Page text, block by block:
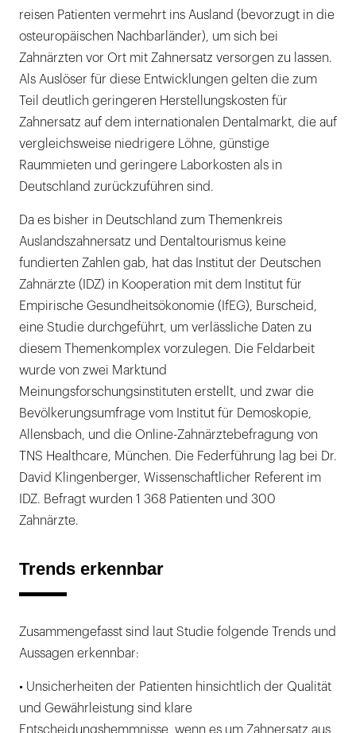
reisen Patienten vermehrt ins Ausland (bevorzugt in die
osteuropäischen Nachbarländer), um sich bei
Zahnärzten vor Ort mit Zahnersatz versorgen zu lassen.
Als Auslöser für diese Entwicklungen gelten die zum
Teil deutlich geringeren Herstellungskosten für
Zahnersatz auf dem internationalen Dentalmarkt, die auf
vergleichsweise niedrigere Löhne, günstige
Raummieten und geringere Laborkosten als in
Deutschland zurückzuführen sind.
Da es bisher in Deutschland zum Themenkreis
Auslandszahnersatz und Dentaltourismus keine
fundierten Zahlen gab, hat das Institut der Deutschen
Zahnärzte (IDZ) in Kooperation mit dem Institut für
Empirische Gesundheitsökonomie (IfEG), Burscheid,
eine Studie durchgeführt, um verlässliche Daten zu
diesem Themenkomplex vorzulegen. Die Feldarbeit
wurde von zwei Marktund
Meinungsforschungsinstituten erstellt, und zwar die
Bevölkerungsumfrage vom Institut für Demoskopie,
Allensbach, und die Online-Zahnärztebefragung von
TNS Healthcare, München. Die Federführung lag bei Dr.
David Klingenberger, Wissenschaftlicher Referent im
IDZ. Befragt wurden 1 368 Patienten und 300
Zahnärzte.
Trends erkennbar
Zusammengefasst sind laut Studie folgende Trends und
Aussagen erkennbar:
• Unsicherheiten der Patienten hinsichtlich der Qualität
und Gewährleistung sind klare
Entscheidungshemmnisse, wenn es um Zahnersatz aus